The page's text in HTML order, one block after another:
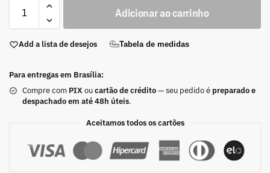
Adicionar ao carrinho
Add a lista de desejos Tabela de medidas
Para entregas em Brasília:
Compre com PIX oucartão de crédito— seu pedido é preparado e
despachado em até 48h úteis.
Aceitamos todos os cartões